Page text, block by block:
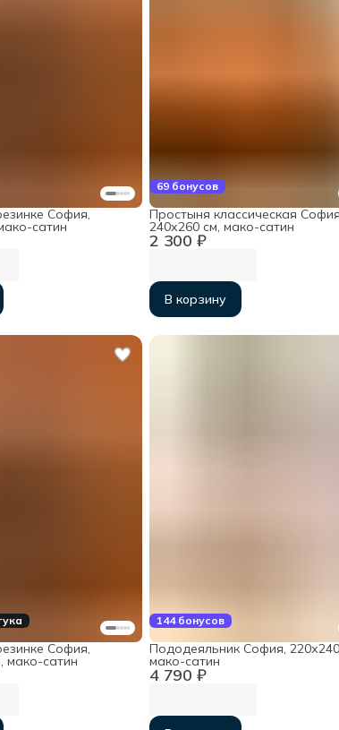
София,
сатин
69 бонусов
2 300 ₽
Простыня классическая София,
240х260 см, мако-сатин
В корзину
София,
мако-сатин
144 бонусов
4 790 ₽
Пододеяльник София,
мако-сатин